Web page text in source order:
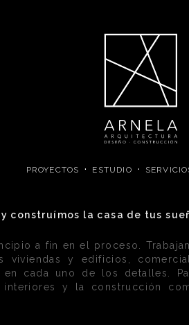
PROYECTOS · ESTUDIO ·
construímos la casa de tus
a fin en el proceso.
viviendas y edificios,
cada uno de los detalles.
y la construcción